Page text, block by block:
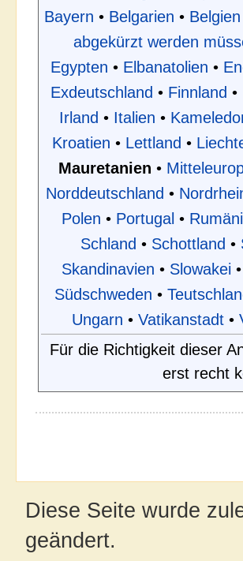
Bayern • Belgarien • Belgien
abgekürzt werden
Egypten • Elbanatolien •
Exdeutschland • Finnland •
Irland • Italien •
Kroatien • Lettland •
Mauretanien •
Norddeutschland •
Polen • Portugal •
Schland • Schottland •
Skandinavien • Slowakei •
Südschweden •
Ungarn • Vatikanstadt •
Für die Richtigkeit dieser
erst recht
Diese Seite wurde
geändert.